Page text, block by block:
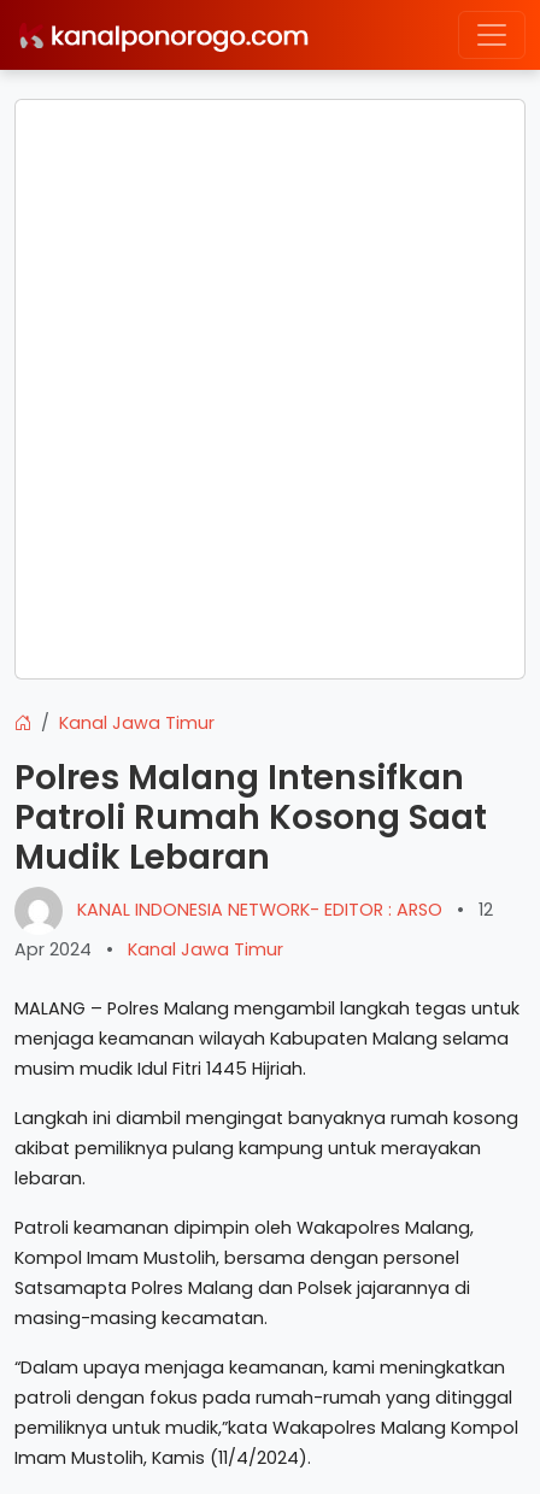
Kanal Jawa Timur
Polres Malang Intensifkan
Patroli Rumah Kosong Saat
Mudik Lebaran
KANAL INDONESIA NETWORK- EDITOR : ARSO •
12
Apr 2024
• Kanal Jawa Timur
MALANG – Polres Malang mengambil langkah tegas untuk
menjaga keamanan wilayah Kabupaten Malang selama
musim mudik Idul Fitri 1445 Hijriah.
Langkah ini diambil mengingat banyaknya rumah kosong
akibat pemiliknya pulang kampung untuk merayakan
lebaran.
Patroli keamanan dipimpin oleh Wakapolres Malang,
Kompol Imam Mustolih, bersama dengan personel
Satsamapta Polres Malang dan Polsek jajarannya di
masing-masing kecamatan.
“Dalam upaya menjaga keamanan, kami meningkatkan
patroli dengan fokus pada rumah-rumah yang ditinggal
pemiliknya untuk mudik,”kata Wakapolres Malang Kompol
Imam Mustolih, Kamis (11/4/2024).